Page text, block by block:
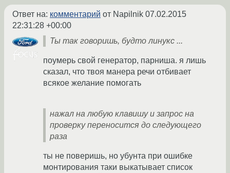
Ответ на: комментарий от Napilnik 07.02.2015
22:31:28 +00:00
Ты так говоришь, будто линукс ...
поумерь свой генератор, парниша. я лишь
сказал, что твоя манера речи отбивает
всякое желание помогать
нажал на любую клавишу и запрос на
проверку переносится до следующего
раза
ты не поверишь, но убунта при ошибке
монтирования таки выкатывает список